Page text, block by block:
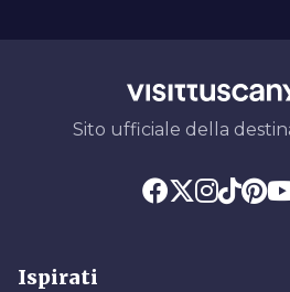
Sito ufficiale della
Ispirati